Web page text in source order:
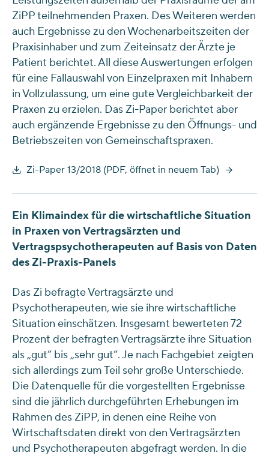
ZiPP teilnehmenden Praxen. Des Weiteren werden
auch Ergebnisse zu den Wochenarbeitszeiten der
Praxisinhaber und zum Zeiteinsatz der Ärzte je
Patient berichtet. All diese Auswertungen erfolgen
für eine Fallauswahl von Einzelpraxen mit Inhabern
in Vollzulassung, um eine gute Vergleichbarkeit der
Praxen zu erzielen. Das Zi-Paper berichtet aber
auch ergänzende Ergebnisse zu den Öffnungs- und
Betriebszeiten von Gemeinschaftspraxen.
Zi-Paper 13/2018 (PDF, öffnet in neuem Tab)
Ein Klimaindex für die wirtschaftliche Situation
in Praxen von Vertragsärzten und
Vertragspsychotherapeuten auf Basis von Daten
des Zi-Praxis-Panels
Das Zi befragte Vertragsärzte und
Psychotherapeuten, wie sie ihre wirtschaftliche
Situation einschätzen. Insgesamt bewerteten 72
Prozent der befragten Vertragsärzte ihre Situation
als „gut“ bis „sehr gut“. Je nach Fachgebiet zeigten
sich allerdings zum Teil sehr große Unterschiede.
Die Datenquelle für die vorgestellten Ergebnisse
sind die jährlich durchgeführten Erhebungen im
Rahmen des ZiPP, in denen eine Reihe von
Wirtschaftsdaten direkt von den Vertragsärzten
und Psychotherapeuten abgefragt werden. In die